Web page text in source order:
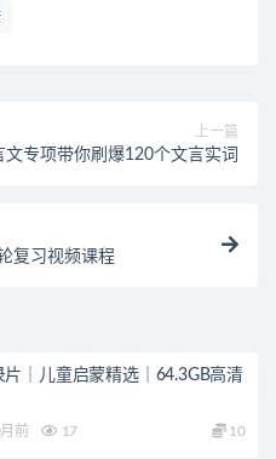
上一篇
专项带你刷爆120个文言实词
复习视频课程
｜儿童启蒙精选｜64.3GB高清
前 17 10